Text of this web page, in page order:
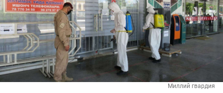
Миллий гвардия